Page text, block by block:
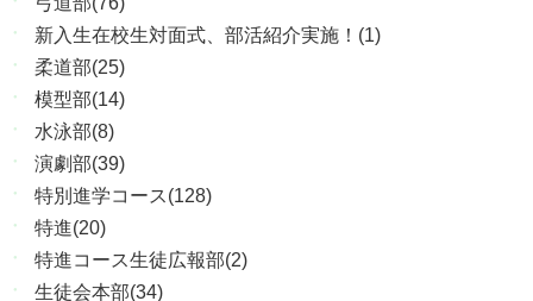
新入生在校生対面式、部活紹介実施！(1)
柔道部(25)
模型部(14)
水泳部(8)
演劇部(39)
特別進学コース(128)
特進(20)
特進コース生徒広報部(2)
生徒会本部(34)